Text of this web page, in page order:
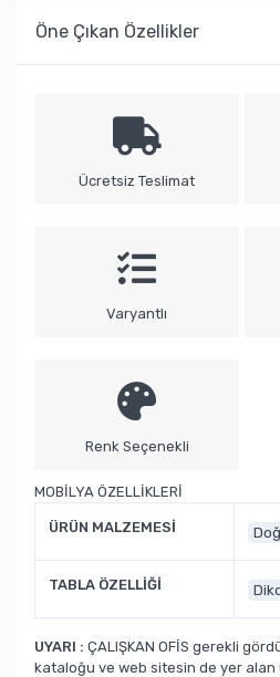
Öne Çıkan Özellikler
Ücretsiz Teslimat
Varyantlı
Renk Seçenekli
MOBİLYA ÖZELLİKLERİ
ÜRÜN MALZEMESİ
TABLA ÖZELLİĞİ
UYARI : ÇALIŞKAN OFİS gerekli
kataloğu ve web sitesin de yer alan